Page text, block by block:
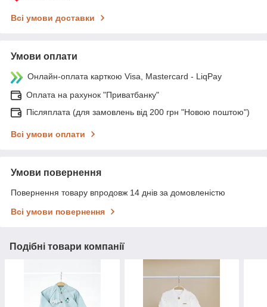
Всі умови доставки
Умови оплати
Онлайн-оплата карткою Visa, Mastercard - LiqPay
Оплата на рахунок "Приватбанку"
Післяплата (для замовлень від 200 грн "Новою поштою")
Всі умови оплати
Умови повернення
Повернення товару впродовж 14 днів за домовленістю
Всі умови повернення
Подібні товари компанії